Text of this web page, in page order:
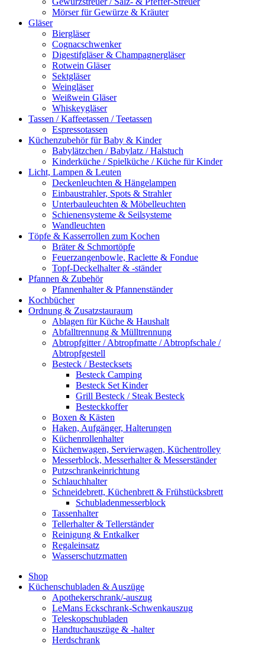
Mörser für Gewürze & Kräuter
Gläser
Biergläser
Cognacschwenker
Digestifgläser & Champagnergläser
Rotwein Gläser
Sektgläser
Weingläser
Weißwein Gläser
Whiskeygläser
Tassen / Kaffeetassen / Teetassen
Espressotassen
Küchenzubehör für Baby & Kinder
Babylätzchen / Babylatz / Halstuch
Kinderküche / Spielküche / Küche für Kinder
Licht, Lampen & Leuten
Deckenleuchten & Hängelampen
Einbaustrahler, Spots & Strahler
Unterbauleuchten & Möbelleuchten
Schienensysteme & Seilsysteme
Wandleuchten
Töpfe & Kasserrollen zum Kochen
Bräter & Schmortöpfe
Feuerzangenbowle, Raclette & Fondue
Topf-Deckelhalter & -ständer
Pfannen & Zubehör
Pfannenhalter & Pfannenständer
Kochbücher
Ordnung & Zusatzstauraum
Ablagen für Küche & Haushalt
Abfalltrennung & Mülltrennung
Abtropfgitter / Abtropfmatte / Abtropfschale /
Abtropfgestell
Besteck / Bestecksets
Besteck Camping
Besteck Set Kinder
Grill Besteck / Steak Besteck
Besteckkoffer
Boxen & Kästen
Haken, Aufgänger, Halterungen
Küchenrollenhalter
Küchenwagen, Servierwagen, Küchentrolley
Messerblock, Messerhalter & Messerständer
Putzschrankeinrichtung
Schlauchhalter
Schneidebrett, Küchenbrett & Frühstücksbrett
Schubladenmesserblock
Tassenhalter
Tellerhalter & Tellerständer
Reinigung & Entkalker
Regaleinsatz
Wasserschutzmatten
Shop
Küchenschubladen & Auszüge
Apothekerschrank/-auszug
LeMans Eckschrank-Schwenkauszug
Teleskopschubladen
Handtuchauszüge & -halter
Herdschrank